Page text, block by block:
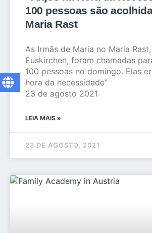
100 pessoas são
Maria Rast
As Irmãs de Maria no Maria
Euskirchen, foram chamadas
100 pessoas no domingo. Elas
hora da necessidade”
23 de agosto 2021
LEIA MAIS »
23 DE AGOSTO, 2021